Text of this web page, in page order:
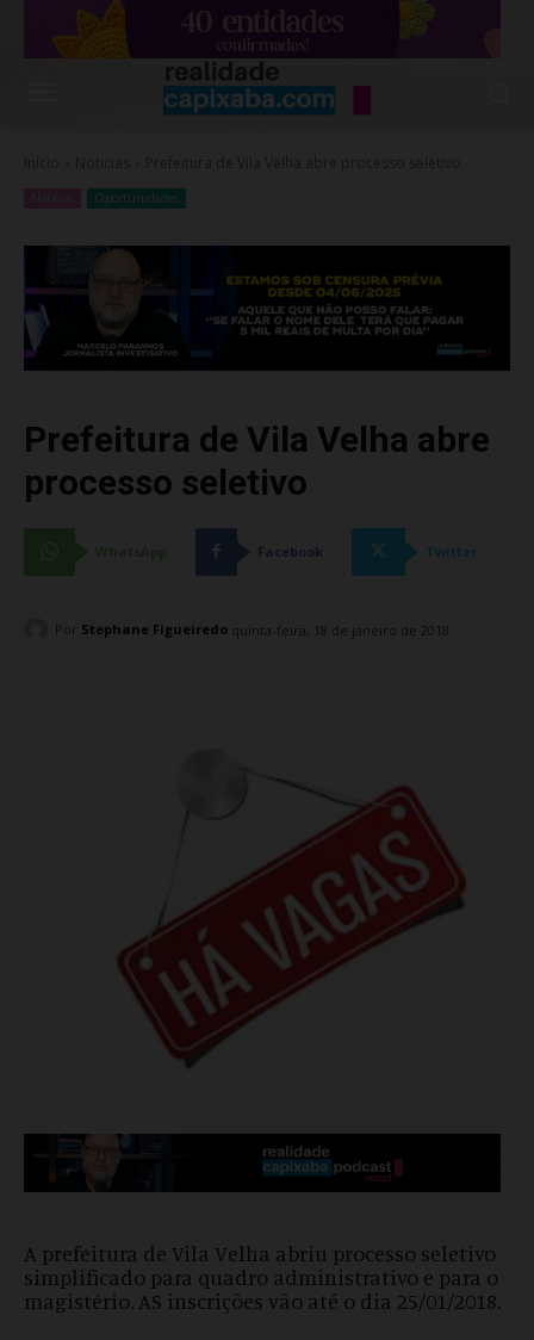
Oportunidades
Prefeitura de Vila Velha abre
processo seletivo
Facebook Twitter
Por Stephane Figueiredo quinta-feira, 18 de janeiro de 2018
A prefeitura de Vila Velha abriu processo seletivo
simplificado para quadro administrativo e para o
magistério. AS inscrições vão até o dia 25/01/2018.